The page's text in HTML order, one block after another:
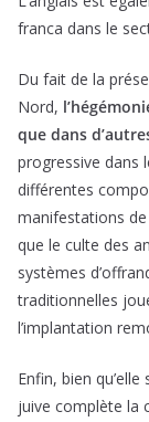
franca dans le
Du fait de la
Nord,
que dans
progressive dans
différentes
manifestations
que le culte des
systèmes
traditionnelles
l’implantation
Enfin, bien
juive complète la